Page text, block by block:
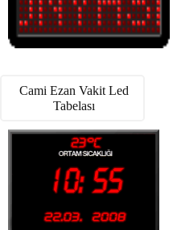
Cami Ezan Vakit Led
Tabelası